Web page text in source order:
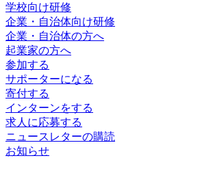
学校向け研修
企業・自治体向け研修
企業・自治体の方へ
起業家の方へ
参加する
サポーターになる
寄付する
インターンをする
求人に応募する
ニュースレターの購読
お知らせ